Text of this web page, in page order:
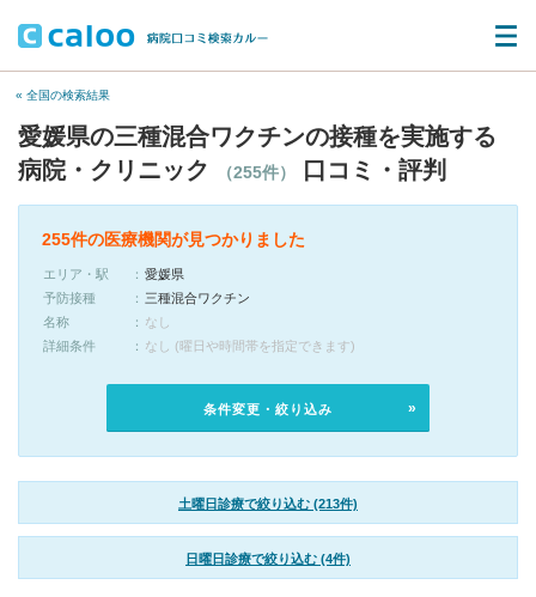
« 全国の検索結果
愛媛県の三種混合ワクチンの接種を実施する
病院・クリニック
（255件） 口コミ・評判
255件の医療機関が見つかりました
エリア・駅
愛媛県
予防接種
三種混合ワクチン
名称
なし
詳細条件
なし (曜日や時間帯を指定できます)
条件変更・絞り込み
土曜日診療で絞り込む (213件)
日曜日診療で絞り込む (4件)